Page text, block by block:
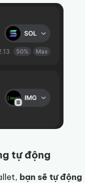
tự động
bạn sẽ tự động